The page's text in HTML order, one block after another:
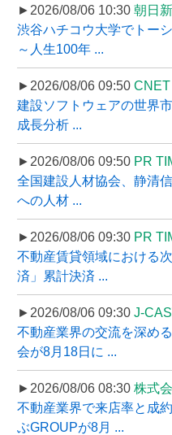
►2026/08/06 10:30 朝日
渋谷ハチコウ大学でトー
～人生100年 ...
►2026/08/06 09:50
建設ソフトウェアの世界
成長分析 ...
►2026/08/06 09:50 PR
全国建設人材協会、静清
への人材 ...
►2026/08/06 09:30 PR
不動産賃貸領域における
済」累計決済 ...
►2026/08/06 09:30 J-
不動産業界の交流を深め
会が8月18日に ...
►2026/08/06 08:30 株式
不動産業界で来店率と成
ぶGROUPが8月 ...